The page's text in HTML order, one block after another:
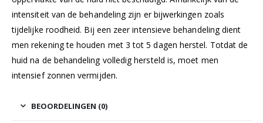
intensiteit van de behandeling zijn er bijwerkingen zoals
tijdelijke roodheid. Bij een zeer intensieve behandeling dient
men rekening te houden met 3 tot 5 dagen herstel. Totdat de
huid na de behandeling volledig hersteld is, moet men
intensief zonnen vermijden.
BEOORDELINGEN (0)